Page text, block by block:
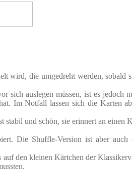
wird, die umgedreht werden, sobald
sich auslegen müssen, ist es jedoch
Im Notfall lassen sich die Karten
stabil und schön, sie erinnert an einen
Die Shuffle-Version ist aber auch
den kleinen Kärtchen der